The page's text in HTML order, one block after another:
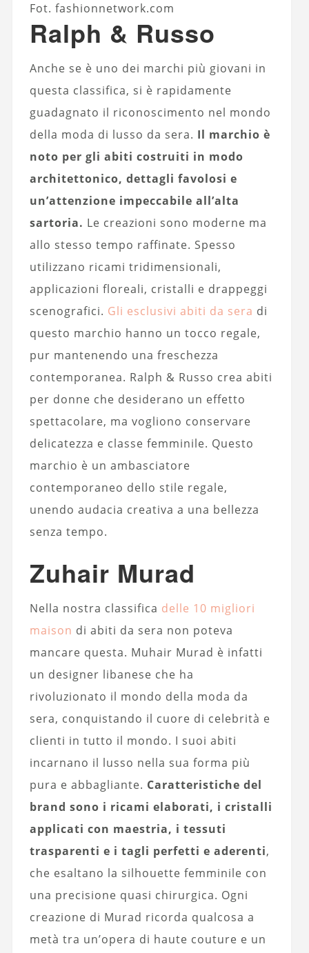
Fot. fashionnetwork.com
Ralph & Russo
Anche se è uno dei marchi più giovani in
questa classifica, si è rapidamente
guadagnato il riconoscimento nel mondo
della moda di lusso da sera. Il marchio è
noto per gli abiti costruiti in modo
architettonico, dettagli favolosi e
un’attenzione impeccabile all’alta
sartoria. Le creazioni sono moderne ma
allo stesso tempo raffinate. Spesso
utilizzano ricami tridimensionali,
applicazioni floreali, cristalli e drappeggi
scenografici. Gli esclusivi abiti da sera di
questo marchio hanno un tocco regale,
pur mantenendo una freschezza
contemporanea. Ralph & Russo crea abiti
per donne che desiderano un effetto
spettacolare, ma vogliono conservare
delicatezza e classe femminile. Questo
marchio è un ambasciatore
contemporaneo dello stile regale,
unendo audacia creativa a una bellezza
senza tempo.
Zuhair Murad
Nella nostra classifica delle 10 migliori
maison di abiti da sera non poteva
mancare questa. Muhair Murad è infatti
un designer libanese che ha
rivoluzionato il mondo della moda da
sera, conquistando il cuore di celebrità e
clienti in tutto il mondo. I suoi abiti
incarnano il lusso nella sua forma più
pura e abbagliante. Caratteristiche del
brand sono i ricami elaborati, i cristalli
applicati con maestria, i tessuti
trasparenti e i tagli perfetti e aderenti,
che esaltano la silhouette femminile con
una precisione quasi chirurgica. Ogni
creazione di Murad ricorda qualcosa a
metà tra un’opera di haute couture e un